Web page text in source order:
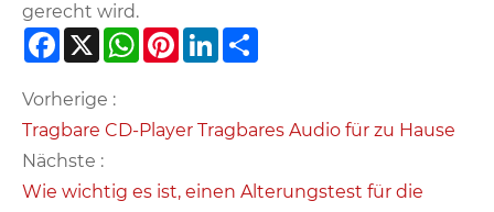
gerecht wird.
Facebook
X WhatsApp
PinterestLinkedIn
Vorherige :
Tragbare CD-Player Tragbares Audio für zu Hause
Nächste :
Wie wichtig es ist, einen Alterungstest für die